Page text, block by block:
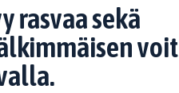
rasvaa sekä
voit